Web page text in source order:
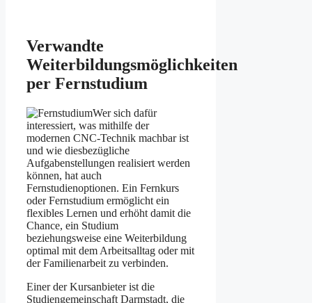
Verwandte
Weiterbildungsmöglichkeiten
per Fernstudium
Wer sich dafür
interessiert, was mithilfe der
modernen CNC-Technik machbar ist
und wie diesbezügliche
Aufgabenstellungen realisiert werden
können, hat auch
Fernstudienoptionen. Ein Fernkurs
oder Fernstudium ermöglicht ein
flexibles Lernen und erhöht damit die
Chance, ein Studium
beziehungsweise eine Weiterbildung
optimal mit dem Arbeitsalltag oder mit
der Familienarbeit zu verbinden.
Einer der Kursanbieter ist die
Studiengemeinschaft Darmstadt, die